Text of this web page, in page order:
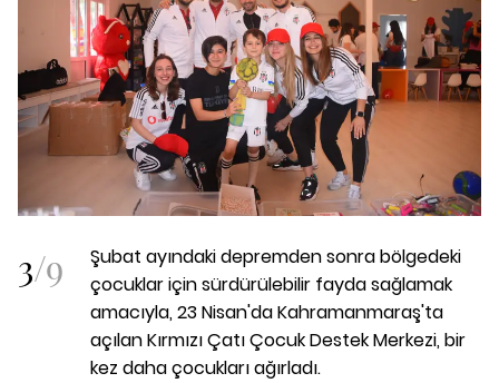
3/9
Şubat ayındaki depremden sonra bölgedeki
çocuklar için sürdürülebilir fayda sağlamak
amacıyla, 23 Nisan'da Kahramanmaraş'ta
açılan Kırmızı Çatı Çocuk Destek Merkezi, bir
kez daha çocukları ağırladı.